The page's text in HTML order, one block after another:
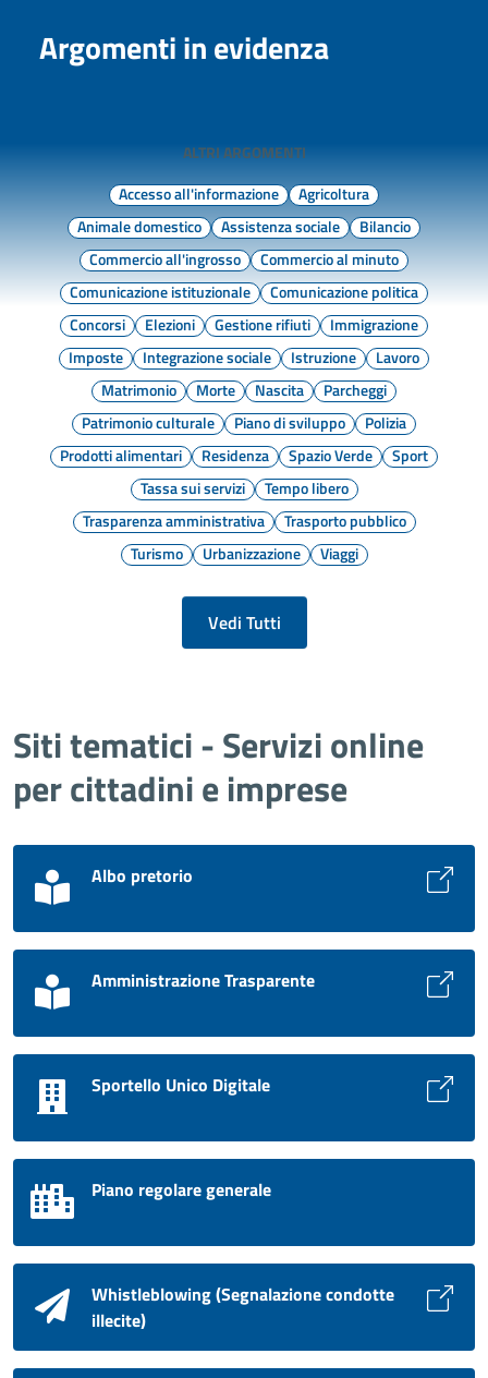
Argomenti in evidenza
ALTRI ARGOMENTI
Accesso all'informazione
Agricoltura
Animale domestico
Assistenza sociale
Bilancio
Commercio all'ingrosso
Commercio al minuto
Comunicazione istituzionale
Comunicazione politica
Concorsi
Elezioni Gestione rifiuti
Immigrazione
Imposte
Integrazione sociale Istruzione
Lavoro
Matrimonio
Morte Nascita
Parcheggi
Patrimonio culturale
Piano di sviluppo
Polizia
Prodotti alimentari
Residenza Spazio Verde
Sport
Tassa sui servizi
Tempo libero
Trasparenza amministrativa
Trasporto pubblico
Turismo
Urbanizzazione Viaggi
Vedi Tutti
Siti tematici - Servizi online
per cittadini e imprese
Albo pretorio
Amministrazione Trasparente
Sportello Unico Digitale
Piano regolare generale
Whistleblowing (Segnalazione condotte
illecite)